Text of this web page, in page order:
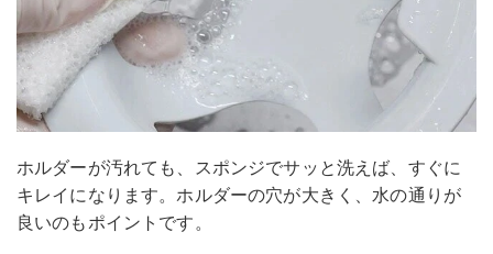
ホルダーが汚れても、スポンジでサッと洗えば、すぐに
キレイになります。ホルダーの穴が大きく、水の通りが
良いのもポイントです。